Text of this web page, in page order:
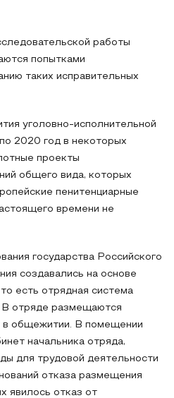
работы
попытками
таких исправительных
уголовно-исполнительной
2020 год в некоторых
проекты
общего вида, которых
пенитенциарные
времени не
государства Российского
создавались на основе
есть отрядная система
В отряде размещаются
общежитии. В помещении
начальника отряда,
для трудовой деятельности
отказа размещения
явилось отказ от